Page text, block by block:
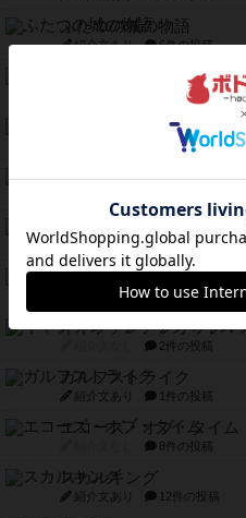
ふたつの城の物語
紹介文あり 6件の投稿
ノームズ・アット・ナイ
1件の投稿
6件の投稿
フラットアイアン
紹介文なし 1件の投稿
アンブッシュ！：ムーブ
紹介文あり 1件の投稿
キャプテン・フリップ：
2件の投稿
ガルフストライク
紹介文あり 1件の投稿
エコーズ・オブ・タイム
8件の投稿
スカルキング
紹介文あり 12件の投稿